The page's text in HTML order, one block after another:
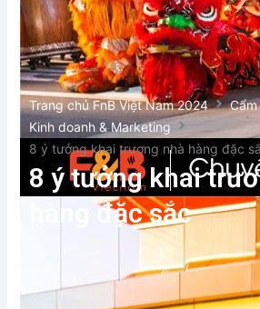
Trang chủ FnB Việt Nam 2024
Kinh doanh & Marketing
8 ý tưởng khai trương nhà hàng đặc
8 ý tưởng khai
hàng đặc sắc